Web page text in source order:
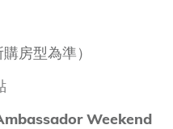
房型為準）
Weekend